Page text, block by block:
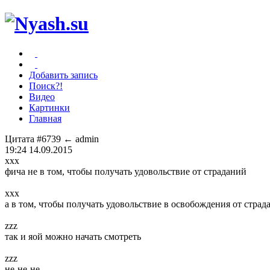
Добавить запись
Поиск?!
Видео
Картинки
Главная
Цитата #6739 ← admin
19:24 14.09.2015
xxx
фича не в том, чтобы получать удовольствие от страданий
xxx
а в том, чтобы получать удовольствие в освобождения от
zzz
так и яой можно начать смотреть
zzz